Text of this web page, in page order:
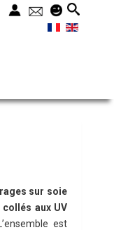
sur soie
collés aux UV
est